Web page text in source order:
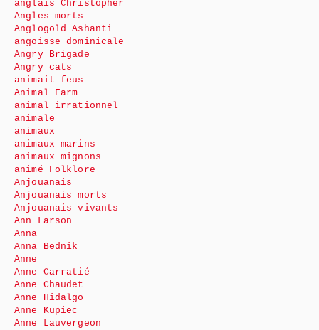
anglais Christopher
Angles morts
Anglogold Ashanti
angoisse dominicale
Angry Brigade
Angry cats
animait feus
Animal Farm
animal irrationnel
animale
animaux
animaux marins
animaux mignons
animé Folklore
Anjouanais
Anjouanais morts
Anjouanais vivants
Ann Larson
Anna
Anna Bednik
Anne
Anne Carratié
Anne Chaudet
Anne Hidalgo
Anne Kupiec
Anne Lauvergeon